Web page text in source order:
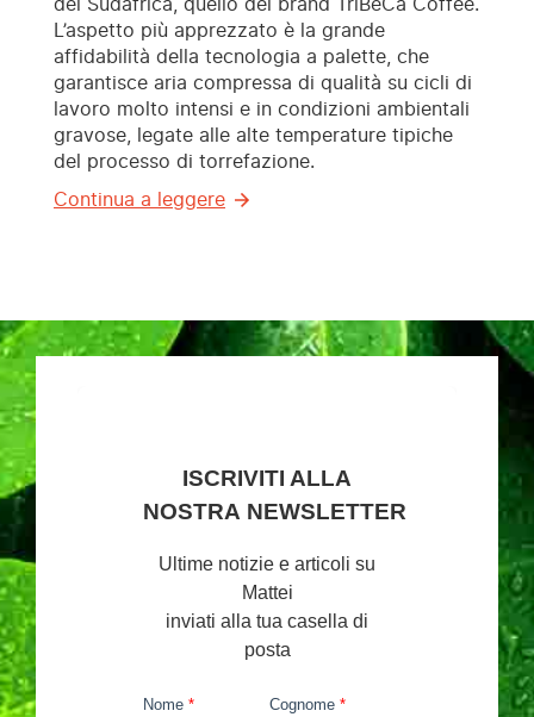
del Sudafrica, quello del brand TriBeCa Coffee.
L’aspetto più apprezzato è la grande
affidabilità della tecnologia a palette, che
garantisce aria compressa di qualità su cicli di
lavoro molto intensi e in condizioni ambientali
gravose, legate alle alte temperature tipiche
del processo di torrefazione.
Continua a leggere